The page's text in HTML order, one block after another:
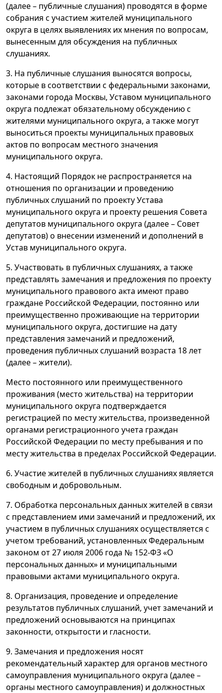
(далее – публичные слушания) проводятся в форме
собрания с участием жителей муниципального
округа в целях выявлениях их мнения по вопросам,
вынесенным для обсуждения на публичных
слушаниях.
3. На публичные слушания выносятся вопросы,
которые в соответствии с федеральными законами,
законами города Москвы, Уставом муниципального
округа подлежат обязательному обсуждению с
жителями муниципального округа, а также могут
выноситься проекты муниципальных правовых
актов по вопросам местного значения
муниципального округа.
4. Настоящий Порядок не распространяется на
отношения по организации и проведению
публичных слушаний по проекту Устава
муниципального округа и проекту решения Совета
депутатов муниципального округа (далее – Совет
депутатов) о внесении изменений и дополнений в
Устав муниципального округа.
5. Участвовать в публичных слушаниях, а также
представлять замечания и предложения по проекту
муниципального правового акта имеют право
граждане Российской Федерации, постоянно или
преимущественно проживающие на территории
муниципального округа, достигшие на дату
представления замечаний и предложений,
проведения публичных слушаний возраста 18 лет
(далее – жители).
Место постоянного или преимущественного
проживания (место жительства) на территории
муниципального округа подтверждается
регистрацией по месту жительства, произведенной
органами регистрационного учета граждан
Российской Федерации по месту пребывания и по
месту жительства в пределах Российской Федерации.
6. Участие жителей в публичных слушаниях является
свободным и добровольным.
7. Обработка персональных данных жителей в связи
с представлением ими замечаний и предложений, их
участием в публичных слушаниях осуществляется с
учетом требований, установленных Федеральным
законом от 27 июля 2006 года № 152-ФЗ «О
персональных данных» и муниципальными
правовыми актами муниципального округа.
8. Организация, проведение и определение
результатов публичных слушаний, учет замечаний и
предложений основываются на принципах
законности, открытости и гласности.
9. Замечания и предложения носят
рекомендательный характер для органов местного
самоуправления муниципального округа (далее –
органы местного самоуправления) и должностных